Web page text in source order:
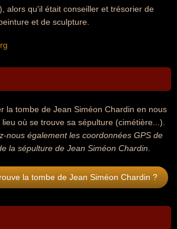
alors qu'il était conseiller et trésorier de
et de sculpture.
la tombe de Jean Siméon Chardin en nous
où se trouve sa sépulture (cimétière...).
nous également les coordonnées GPS de
la sépulture de Jean Siméon Chardin
la tombe de Jean Siméon Chardin ?